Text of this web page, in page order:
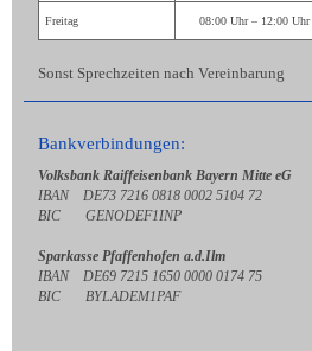
Freitag 08:00 Uhr – 12:00 Uhr
Sonst Sprechzeiten nach Vereinbarung
Bankverbindungen:
Volksbank Raiffeisenbank Bayern Mitte eG
IBAN DE73 7216 0818 0002 5104 72
BIC GENODEF1INP
Sparkasse Pfaffenhofen a.d.Ilm
IBAN DE69 7215 1650 0000 0174 75
BIC BYLADEM1PAF